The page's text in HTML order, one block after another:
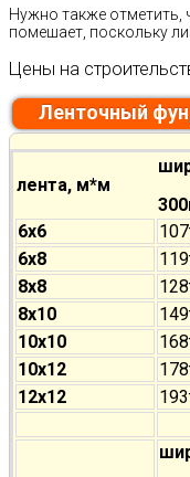
Нужно также отметить,
помешает, поскольку
Цены на
Ленточный
лента, м*м
6х6
6х8
8х8
8х10
10х10
10х12
12х12